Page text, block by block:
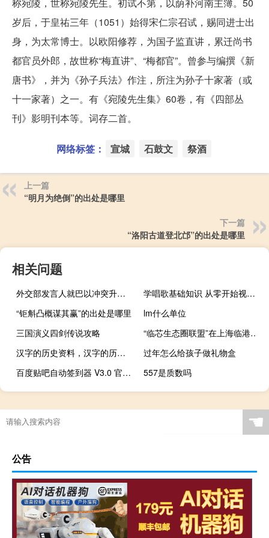
岁后，于皇祐三年（1051）始得宋仁宗召试，赐同进士出
身，为太常博士。以欧阳修荐，为国子监直讲，累迁尚书
都官员外郎，故世称“梅直讲”、“梅都官”。曾参与编撰《新
唐书》，并为《孙子兵法》作注，所注为孙子十家著（或
十一家著）之一。有《宛陵先生集》60卷，有《四部丛
刊》影明刊本等。词存二首。
网络标签： 宣城 石鼓文 祭酒
上一篇
“明月为绝倒”的出处是哪里
下一篇
“洛阳古道登北邙”的出处是哪里
相关问题
外交部发言人就巴以冲突升级答记者问
学唱歌基础知识 从零开始视频（学唱歌先练什么从0开始视频）
“钜斛凸概谋其赢”的出处是哪里
lm什么单位
三国演义四剑传说攻略
“临芯生态圈联盟”在上海临港成立 助推新片区集成电路产业链升级
汉字的历史资料，汉字的历史20字
过年怎么给孩子做礼物盒
百度贴吧自动签到器 V3.0 官方免费版（百度贴吧自动签到器 V3.0 官方免费版功能简介）
557是质数吗
☚
公告